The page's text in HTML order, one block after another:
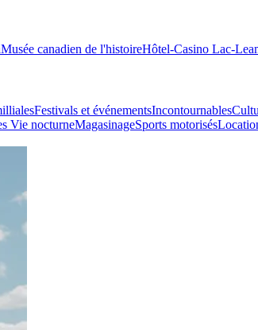
Musée canadien de l'histoireHôtel-Casino Lac-
Festivals et événementsIncontournables
Vie nocturneMagasinageSports motorisés